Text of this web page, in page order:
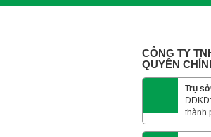
CÔNG TY
QUYỀN
Trụ
thành